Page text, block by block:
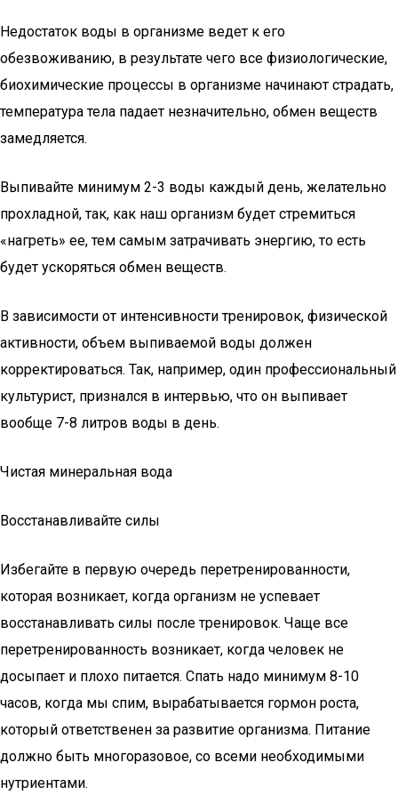
Недостаток воды в организме ведет к его
обезвоживанию, в результате чего все физиологические,
биохимические процессы в организме начинают страдать,
температура тела падает незначительно, обмен веществ
замедляется.
Выпивайте минимум 2-3 воды каждый день, желательно
прохладной, так, как наш организм будет стремиться
«нагреть» ее, тем самым затрачивать энергию, то есть
будет ускоряться обмен веществ.
В зависимости от интенсивности тренировок, физической
активности, объем выпиваемой воды должен
корректироваться. Так, например, один профессиональный
культурист, признался в интервью, что он выпивает
вообще 7-8 литров воды в день.
Чистая минеральная вода
Восстанавливайте силы
Избегайте в первую очередь перетренированности,
которая возникает, когда организм не успевает
восстанавливать силы после тренировок. Чаще все
перетренированность возникает, когда человек не
досыпает и плохо питается. Спать надо минимум 8-10
часов, когда мы спим, вырабатывается гормон роста,
который ответственен за развитие организма. Питание
должно быть многоразовое, со всеми необходимыми
нутриентами.